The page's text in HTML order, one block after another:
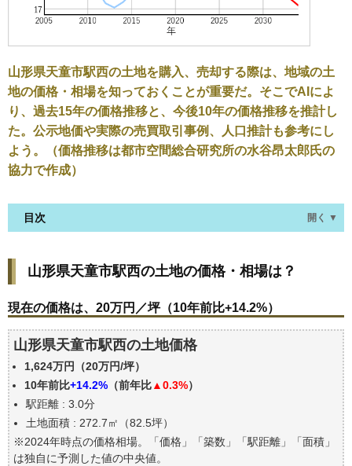
山形県天童市駅西の土地を購入、売却する際は、地域の土
地の価格・相場を知っておくことが重要だ。そこでAIによ
り、過去15年の価格推移と、今後10年の価格推移を推計し
た。公示地価や実際の売買取引事例、人口推計も参考にし
よう。（価格推移は都市空間総合研究所の水谷昂太郎氏の
協力で作成）
目次 開く ▼
現在の価格は、20万円／坪（10年前比+14.2%）
価格を詳細に分析しよう
山形県天童市駅西の土地の過去の売買事例
公示地価はいくら
エリアの将来性を人口予想から検討しよう
自分の年収でいくらの不動産が買える？
山形県天童市駅西の土地の価格・相場は？
現在の価格は、20万円／坪（10年前比+14.2%）
山形県天童市駅西の土地価格
1,624万円（20万円/坪）
10年前比+14.2% （前年比▲0.3%）
駅距離 : 3.0分
土地面積 : 272.7㎡（82.5坪）
※2024年時点の価格相場。「価格」「築数」「駅距離」「面積」
は独自に予測した値の中央値。